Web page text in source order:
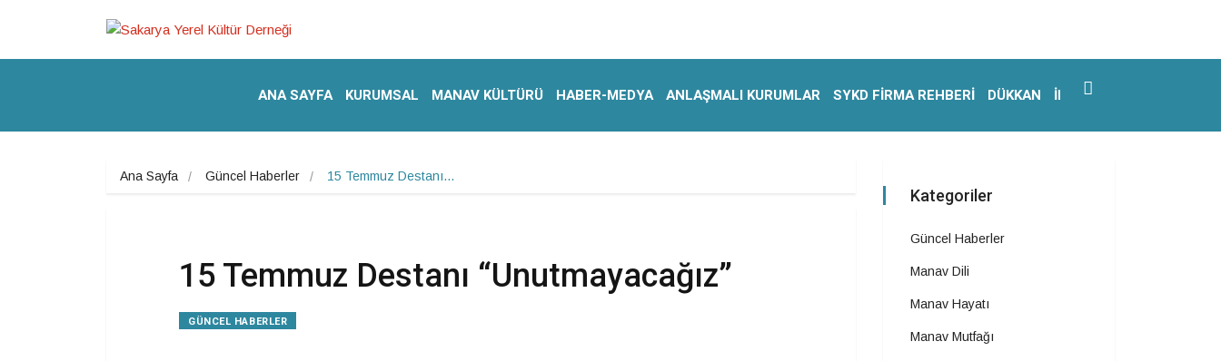
ANA SAYFA KURUMSAL MANAV KÜLTÜRÜ HABER-MEDYA ANLAŞMALI KURUMLAR SYKD FIRMA REHBERI DÜKKAN İLETIŞIM
Ana Sayfa Güncel Haberler 15 Temmuz Destanı…
15 Temmuz Destanı “Unutmayacağız”
GÜNCEL HABERLER
Kategoriler
Güncel Haberler
Manav Dili
Manav Hayatı
Manav Mutfağı